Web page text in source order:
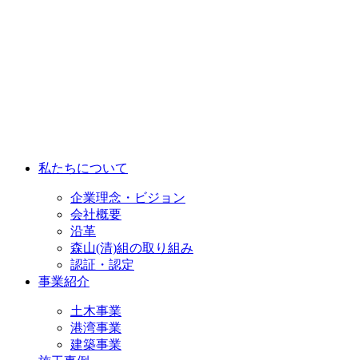
私たちについて
企業理念・ビジョン
会社概要
沿革
森山(清)組の取り組み
認証・認定
事業紹介
土木事業
港湾事業
建築事業